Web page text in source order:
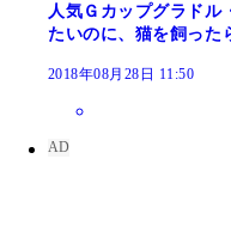
人気Ｇカップグラドル
たいのに、猫を飼った
2018年08月28日 11:50